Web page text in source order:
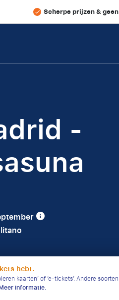
Scherpe prijzen &
-
hebt.
kaarten’ of ‘e-tickets’. Andere soorten
informatie.